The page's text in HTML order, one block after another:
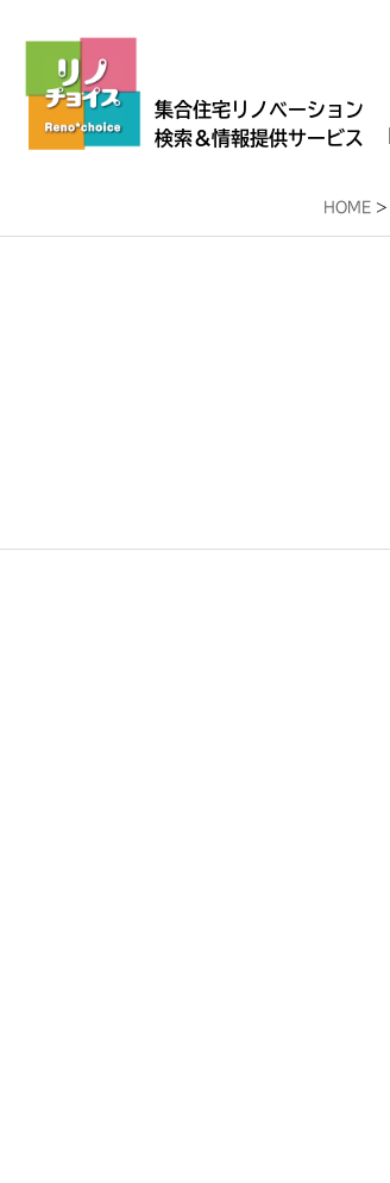
集合住宅リノベーション
検索＆情報提供サービス
HOME >